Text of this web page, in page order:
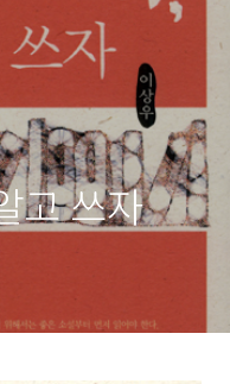
고 쓰자